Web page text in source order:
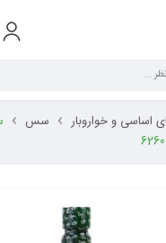
اساسی و خواروبار سس